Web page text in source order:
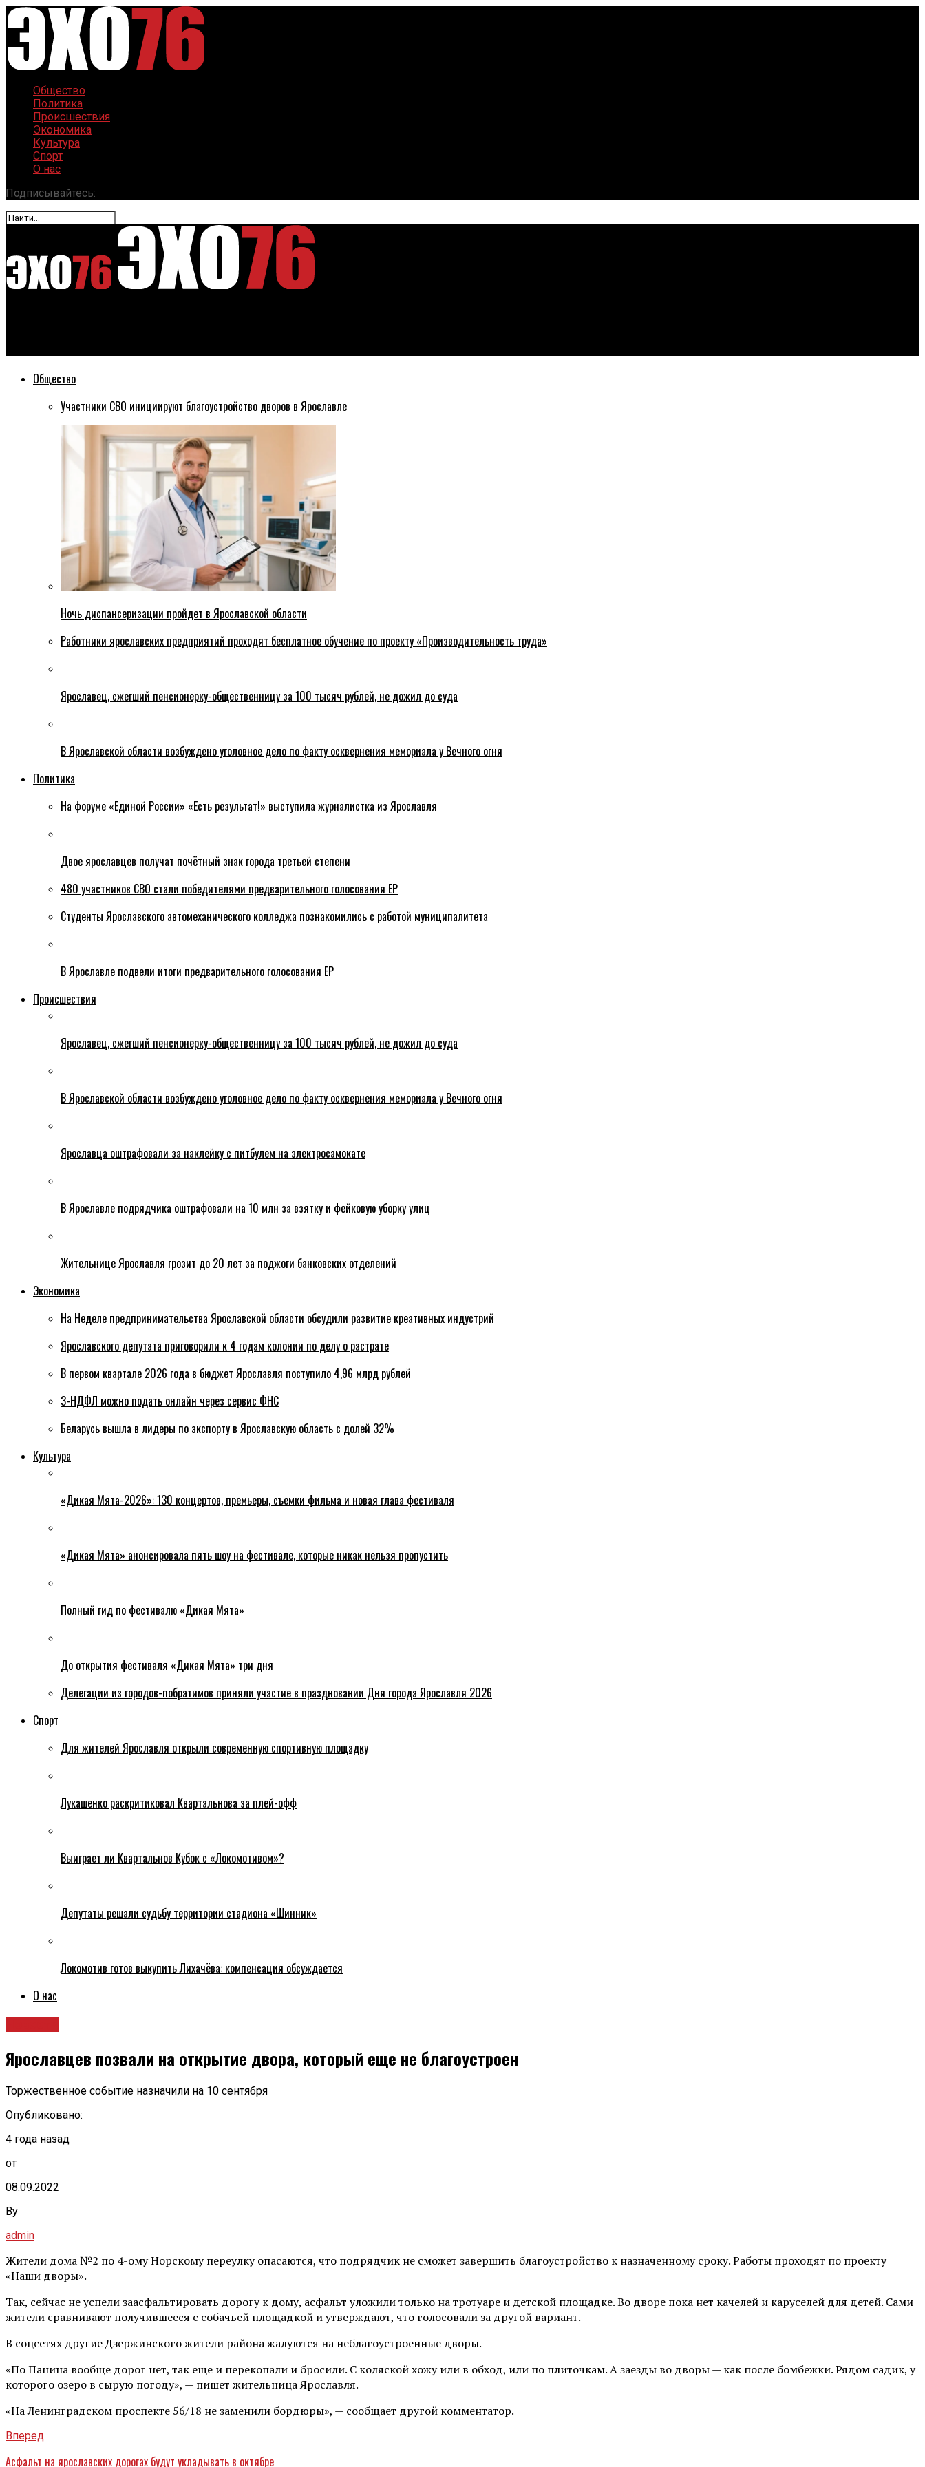
Общество
Политика
Происшествия
Экономика
Культура
Спорт
О нас
Подписывайтесь:
Общество
Участники СВО инициируют благоустройство дворов в Ярославле
Ночь диспансеризации пройдет в Ярославской области
Работники ярославских предприятий проходят бесплатное обучение по проекту «Производительность труда»
Ярославец, сжегший пенсионерку-общественницу за 100 тысяч рублей, не дожил до суда
В Ярославской области возбуждено уголовное дело по факту осквернения мемориала у Вечного огня
Политика
На форуме «Единой России» «Есть результат!» выступила журналистка из Ярославля
Двое ярославцев получат почётный знак города третьей степени
480 участников СВО стали победителями предварительного голосования ЕР
Студенты Ярославского автомеханического колледжа познакомились с работой муниципалитета
В Ярославле подвели итоги предварительного голосования ЕР
Происшествия
Ярославец, сжегший пенсионерку-общественницу за 100 тысяч рублей, не дожил до суда
В Ярославской области возбуждено уголовное дело по факту осквернения мемориала у Вечного огня
Ярославца оштрафовали за наклейку с питбулем на электросамокате
В Ярославле подрядчика оштрафовали на 10 млн за взятку и фейковую уборку улиц
Жительнице Ярославля грозит до 20 лет за поджоги банковских отделений
Экономика
На Неделе предпринимательства Ярославской области обсудили развитие креативных индустрий
Ярославского депутата приговорили к 4 годам колонии по делу о растрате
В первом квартале 2026 года в бюджет Ярославля поступило 4,96 млрд рублей
3-НДФЛ можно подать онлайн через сервис ФНС
Беларусь вышла в лидеры по экспорту в Ярославскую область с долей 32%
Культура
«Дикая Мята-2026»: 130 концертов, премьеры, съемки фильма и новая глава фестиваля
«Дикая Мята» анонсировала пять шоу на фестивале, которые никак нельзя пропустить
Полный гид по фестивалю «Дикая Мята»
До открытия фестиваля «Дикая Мята» три дня
Делегации из городов-побратимов приняли участие в праздновании Дня города Ярославля 2026
Спорт
Для жителей Ярославля открыли современную спортивную площадку
Лукашенко раскритиковал Квартальнова за плей-офф
Выиграет ли Квартальнов Кубок с «Локомотивом»?
Депутаты решали судьбу территории стадиона «Шинник»
Локомотив готов выкупить Лихачёва: компенсация обсуждается
О нас
Ярославцев позвали на открытие двора, который еще не благоустроен
Торжественное событие назначили на 10 сентября
Опубликовано:
4 года назад
от
08.09.2022
By
admin
Жители дома №2 по 4-ому Норскому переулку опасаются, что подрядчик не сможет завершить благоустройство к назначенному сроку. Работы проходят по проекту
«Наши дворы».
Так, сейчас не успели заасфальтировать дорогу к дому, асфальт уложили только на тротуаре и детской площадке. Во дворе пока нет качелей и каруселей для детей. Сами
жители сравнивают получившееся с собачьей площадкой и утверждают, что голосовали за другой вариант.
В соцсетях другие Дзержинского жители района жалуются на неблагоустроенные дворы.
«По Панина вообще дорог нет, так еще и перекопали и бросили. С коляской хожу или в обход, или по плиточкам. А заезды во дворы — как после бомбежки. Рядом садик, у
которого озеро в сырую погоду», — пишет жительница Ярославля.
«На Ленинградском проспекте 56/18 не заменили бордюры», — сообщает другой комментатор.
Вперед
Асфальт на ярославских дорогах будут укладывать в октябре